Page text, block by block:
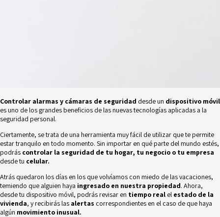
Controlar alarmas y cámaras de seguridad desde un dispositivo móvil
es uno de los grandes beneficios de las nuevas tecnologías aplicadas a la
seguridad personal.
Ciertamente, se trata de una herramienta muy fácil de utilizar que te permite
estar tranquilo en todo momento. Sin importar en qué parte del mundo estés,
podrás controlar la seguridad de tu hogar, tu negocio o tu empresa
desde tu celular.
Atrás quedaron los días en los que volvíamos con miedo de las vacaciones,
temiendo que alguien haya ingresado en nuestra propiedad. Ahora,
desde tu dispositivo móvil, podrás revisar en tiempo real el estado de la
vivienda, y recibirás las alertas correspondientes en el caso de que haya
algún movimiento inusual.